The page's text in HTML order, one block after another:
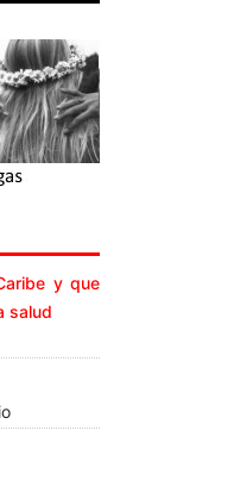
y que
salud